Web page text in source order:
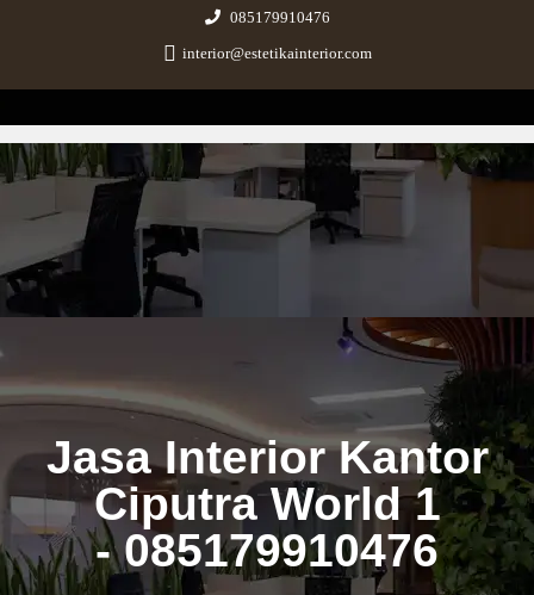
085179910476
interior@estetikainterior.com
Estetika Interior
Design & Build Consultant
Jasa Interior Kantor
Ciputra World 1
- 085179910476